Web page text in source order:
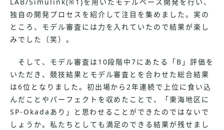
独自の開発プロセスを紹介して注目を集めました。実の
ところ、モデル審査には力を入れていたので結果が楽し
みでした（笑）。
そして、モデル審査は10段階中7にあたる「B」評価を
いただき、競技結果とモデル審査とを合わせた総合結果
は6位となりました。初出場から2年連続で上位に食い込
んだことやパーフェクトを収めたことで、「東海地区に
SP-Okadaあり」と思わせることができたのではないで
しょうか。私たちとしても満足のできる結果が残せまし